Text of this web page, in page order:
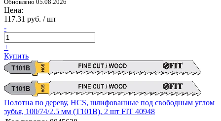
Обновлено 05.08.2026
Цена:
117.31 руб. / шт
-
+
Купить
Полотна по дереву, HCS, шлифованные под свободным углом
зубья, 100/74/2.5 мм (T101B), 2 шт FIT 40948